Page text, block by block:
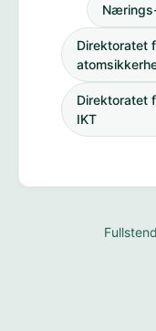
Direktoratet
Direktoratet
IKT